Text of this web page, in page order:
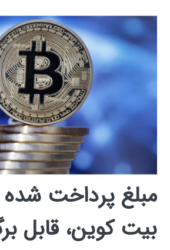
مبلغ پرداخت شده
بیت کوین، قابل